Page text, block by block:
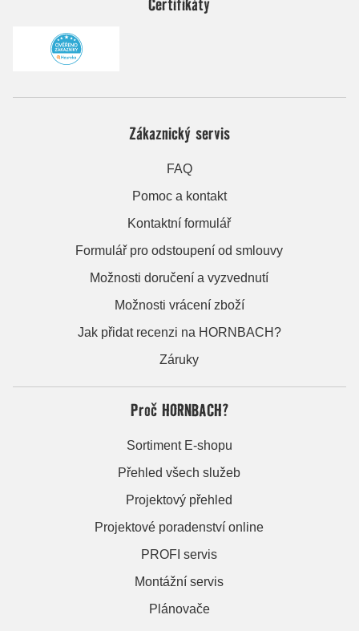
Zákaznický servis
FAQ
Pomoc a kontakt
Kontaktní formulář
Formulář pro odstoupení od smlouvy
Možnosti doručení a vyzvednutí
Možnosti vrácení zboží
Jak přidat recenzi na HORNBACH?
Záruky
Proč HORNBACH?
Sortiment E-shopu
Přehled všech služeb
Projektový přehled
Projektové poradenství online
PROFI servis
Montážní servis
Plánovače